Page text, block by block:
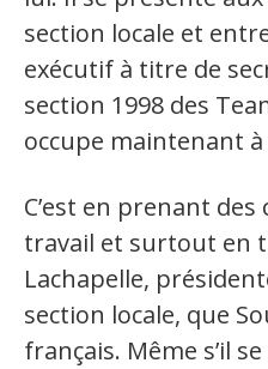
section locale et
exécutif à titre de
section 1998 des
occupe maintenant
C’est en prenant
travail et surtout en
Lachapelle,
section locale, que
français. Même s’il